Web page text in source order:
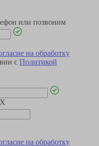
или позвоним
на обработку
с Политикой
на обработку